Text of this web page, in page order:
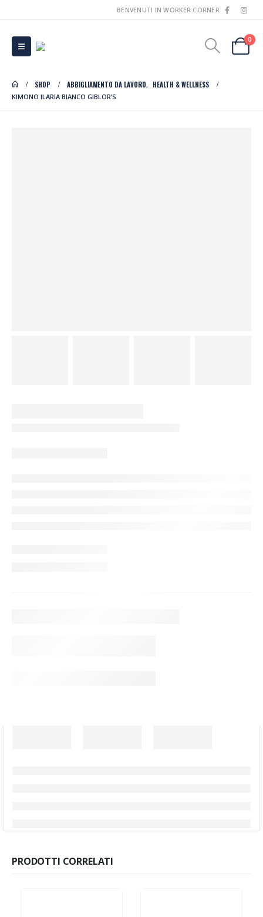
BENVENUTI IN WORKER CORNER
0
SHOP ABBIGLIAMENTO DA LAVORO, HEALTH & WELLNESS
KIMONO ILARIA BIANCO GIBLOR’S
PRODOTTI CORRELATI